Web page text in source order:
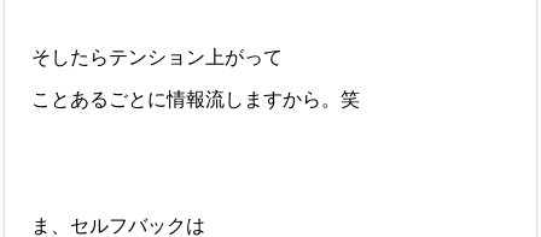
そしたらテンション上がって
ことあるごとに情報流しますから。笑
ま、セルフバックは